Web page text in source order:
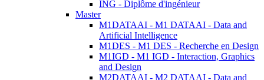
ING - Diplôme d'ingénieur
Master
M1DATAAI - M1 DATAAI - Data and
Artificial Intelligence
M1DES - M1 DES - Recherche en Design
M1IGD - M1 IGD - Interaction, Graphics
and Design
M2DATAAI - M2 DATAAI - Data and